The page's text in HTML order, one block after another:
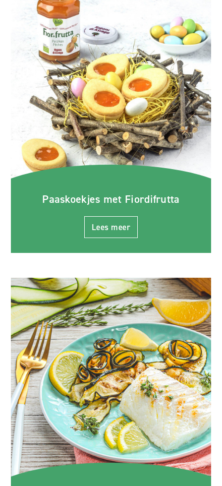
Paaskoekjes met Fiordifrutta
Lees meer